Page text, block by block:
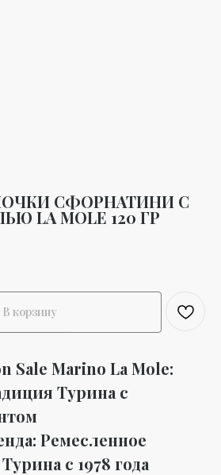
СФОРНАТИНИ С
LA MOLE 120 ГР
В корзину
Sale Marino La Mole:
Турина с
Ремесленное
с 1978 года